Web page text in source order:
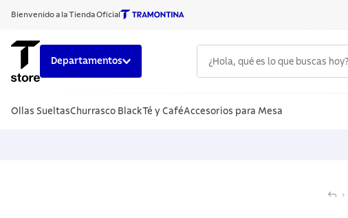
Bienvenido a la Tienda Oficial
Departamentos
Ollas SueltasChurrasco BlackTé y CaféAccesorios para Mesa
1.
cuchillos